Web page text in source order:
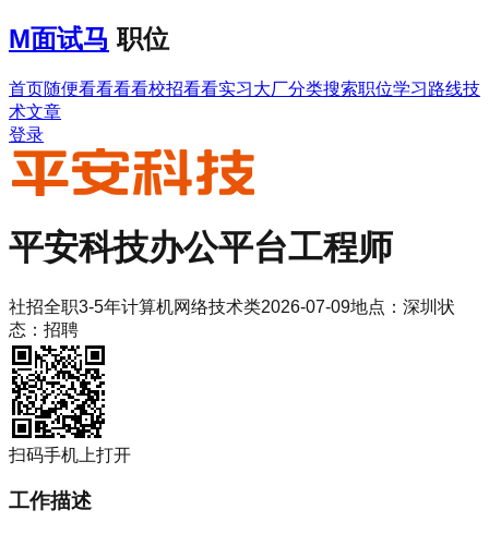
M面试马 职位
首页随便看看看看校招看看实习大厂分类搜索职位学习路线技
术文章
登录
平安科技办公平台工程师
社招全职3-5年计算机网络技术类2026-07-09地点： 深圳 状
态： 招聘
扫码手机上打开
工作描述